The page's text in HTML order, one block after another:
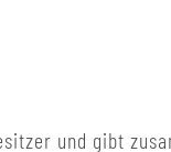
und gibt